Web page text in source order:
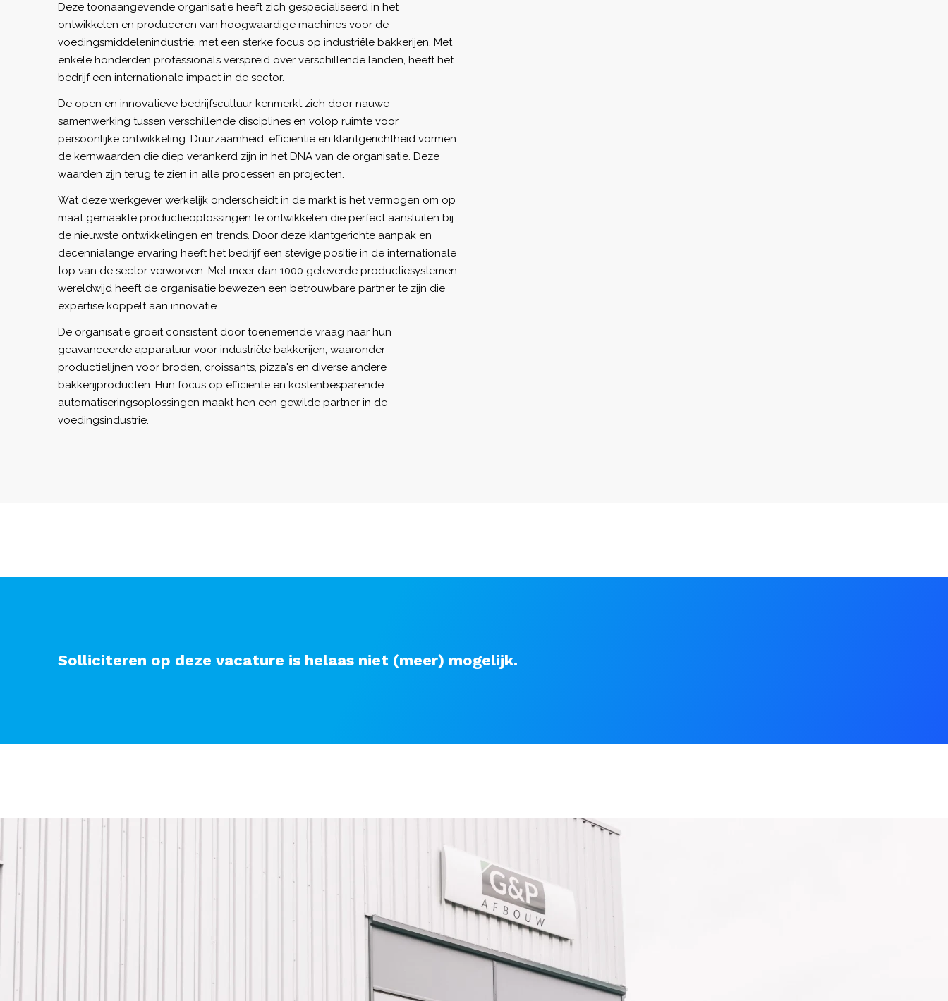
Deze toonaangevende organisatie heeft zich gespecialiseerd in het
ontwikkelen en produceren van hoogwaardige machines voor de
voedingsmiddelenindustrie, met een sterke focus op industriële bakkerijen. Met
enkele honderden professionals verspreid over verschillende landen, heeft het
bedrijf een internationale impact in de sector.
De open en innovatieve bedrijfscultuur kenmerkt zich door nauwe
samenwerking tussen verschillende disciplines en volop ruimte voor
persoonlijke ontwikkeling. Duurzaamheid, efficiëntie en klantgerichtheid vormen
de kernwaarden die diep verankerd zijn in het DNA van de organisatie. Deze
waarden zijn terug te zien in alle processen en projecten.
Wat deze werkgever werkelijk onderscheidt in de markt is het vermogen om op
maat gemaakte productieoplossingen te ontwikkelen die perfect aansluiten bij
de nieuwste ontwikkelingen en trends. Door deze klantgerichte aanpak en
decennialange ervaring heeft het bedrijf een stevige positie in de internationale
top van de sector verworven. Met meer dan 1000 geleverde productiesystemen
wereldwijd heeft de organisatie bewezen een betrouwbare partner te zijn die
expertise koppelt aan innovatie.
De organisatie groeit consistent door toenemende vraag naar hun
geavanceerde apparatuur voor industriële bakkerijen, waaronder
productielijnen voor broden, croissants, pizza's en diverse andere
bakkerijproducten. Hun focus op efficiënte en kostenbesparende
automatiseringsoplossingen maakt hen een gewilde partner in de
voedingsindustrie.
Solliciteren op deze vacature is helaas niet (meer) mogelijk.